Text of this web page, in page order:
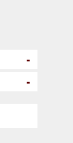
-
-